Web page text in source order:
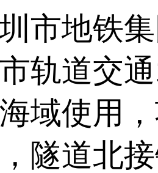
地铁集
轨道交
域使用
隧道北